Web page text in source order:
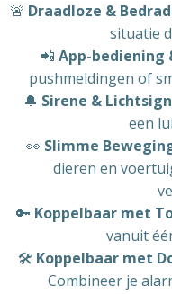
🚨 Draadloze &
situatie
📲 App-bediening
pushmeldingen of
🔔 Sirene &
een
👀 Slimme
dieren en
🔑 Koppelbaar met
vanuit
🛠 Koppelbaar met
Combineer je